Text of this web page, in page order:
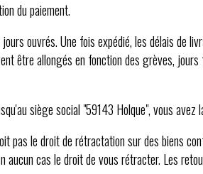
du paiement.
ouvrés. Une fois expédié, les délais
être allongés en fonction des grèves,
siège social "59143 Holque", vous
pas le droit de rétractation sur des biens
aucun cas le droit de vous rétracter. Les